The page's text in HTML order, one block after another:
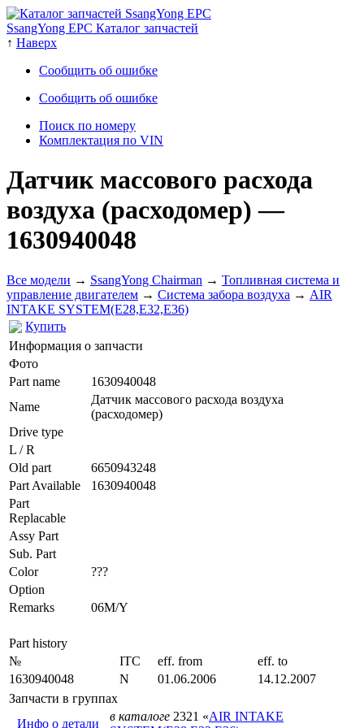
SsangYong EPC Каталог запчастей
↑ Наверх
Сообщить об ошибке
Сообщить об ошибке
Поиск по номеру
Комплектация по VIN
Датчик массового расхода
воздуха (расходомер)—
1630940048
Все модели → SsangYong Chairman → Топливная система и
управление двигателем → Система забора воздуха → AIR
INTAKE SYSTEM(E28,E32,E36)
Купить
Информация о запчасти
Фото
Part name
1630940048
Name
Датчик массового расхода воздуха
(расходомер)
Drive type
L / R
Old part
6650943248
Part Available
1630940048
Part
Replacable
Assy Part
Sub. Part
Color
???
Option
Remarks
06M/Y
Part history
№
ITC eff. from
eff. to
1630940048
N 01.06.2006
14.12.2007
Запчасти в группах
Инфо о детали
в каталоге 2321 «AIR INTAKE